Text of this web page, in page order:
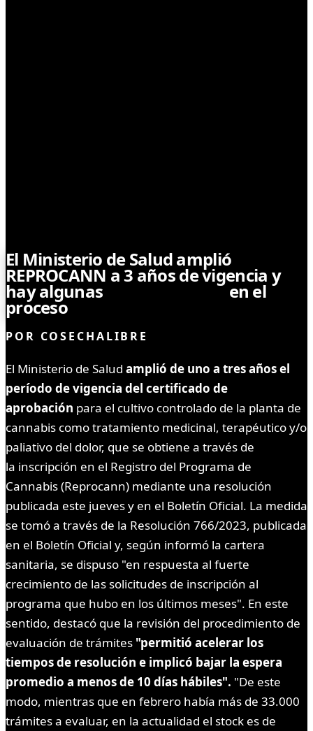
El Ministerio de Salud amplió
REPROCANN a 3 años de vigencia y
hay algunas modificacionesen el
proceso
POR COSECHALIBRE
El Ministerio de Salud amplió de uno a tres años el
período de vigencia del certificado de
aprobación para el cultivo controlado de la planta de
cannabis como tratamiento medicinal, terapéutico y/o
paliativo del dolor, que se obtiene a través de
la inscripción en el Registro del Programa de
Cannabis (Reprocann) mediante una resolución
publicada este jueves y en el Boletín Oficial. La medida
se tomó a través de la Resolución 766/2023, publicada
en el Boletín Oficial y, según informó la cartera
sanitaria, se dispuso "en respuesta al fuerte
crecimiento de las solicitudes de inscripción al
programa que hubo en los últimos meses". En este
sentido, destacó que la revisión del procedimiento de
evaluación de trámites "permitió acelerar los
tiempos de resolución e implicó bajar la espera
promedio a menos de 10 días hábiles". "De este
modo, mientras que en febrero había más de 33.000
trámites a evaluar, en la actualidad el stock es de